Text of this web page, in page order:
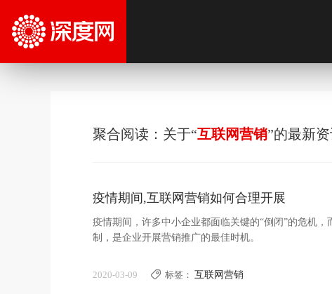
聚合阅读：关于“互联网营销”的最新
疫情期间,互联网营销如何合理开展
疫情期间，许多中小企业都面临关键的“倒闭”的危机
制，是企业开展营销推广的最佳时机。
2020-03-09 标签： 互联网营销